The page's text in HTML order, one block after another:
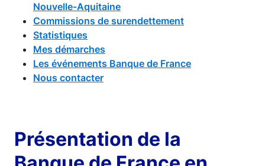
Nouvelle-Aquitaine
Commissions de surendettement
Statistiques
Mes démarches
Les événements Banque de France
Nous contacter
Présentation de la